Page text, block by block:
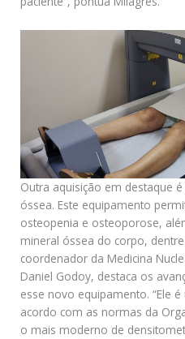
Outra aquisição em destaque
óssea. Este equipamento
osteopenia e osteoporose,
mineral óssea do corpo,
coordenador da Medicina
Daniel Godoy, destaca os
esse novo equipamento. “Ele
acordo com as normas da
o mais moderno de